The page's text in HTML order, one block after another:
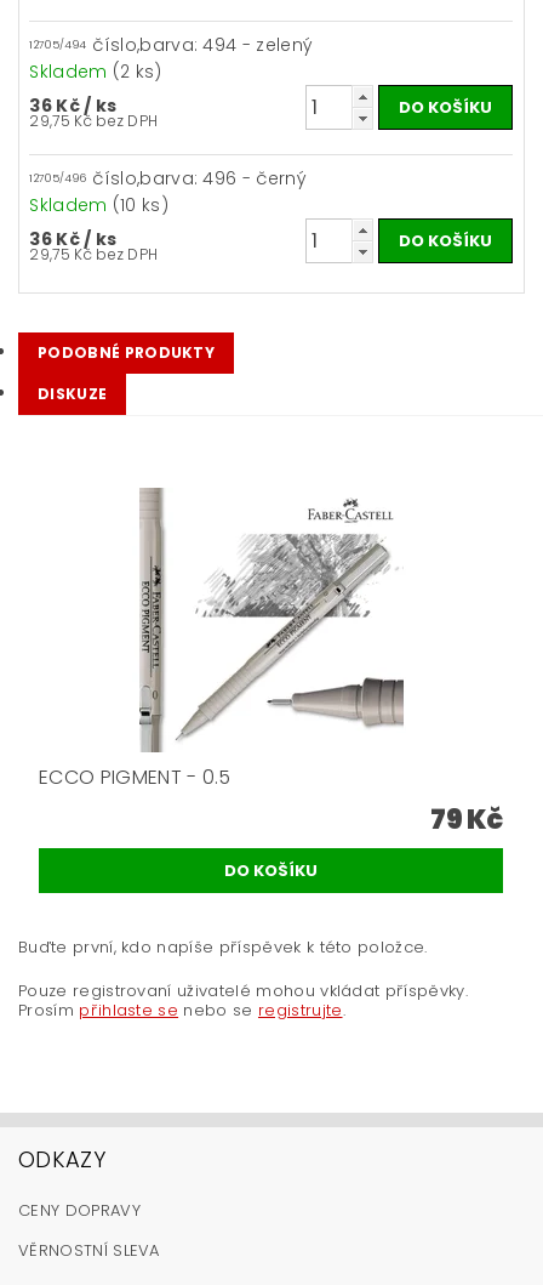
12705/494 číslo,barva: 494 - zelený
Skladem (2 ks)
36 Kč/ ks
29,75 Kč bez DPH
12705/496 číslo,barva: 496 - černý
Skladem (10 ks)
36 Kč/ ks
29,75 Kč bez DPH
PODOBNÉ PRODUKTY
DISKUZE
ECCO PIGMENT - 0.5
79 Kč
Buďte první, kdo napíše příspěvek k této položce.
Pouze registrovaní uživatelé mohou vkládat příspěvky.
Prosím přihlaste se nebo se registrujte.
ODKAZY
CENY DOPRAVY
VĚRNOSTNÍ SLEVA